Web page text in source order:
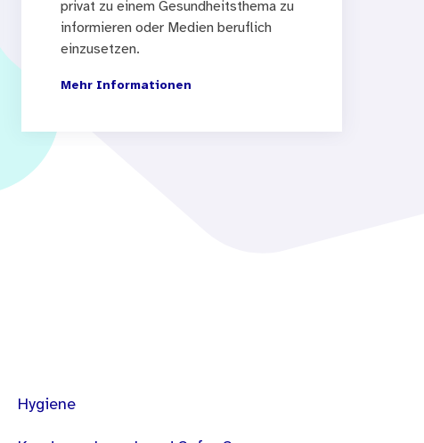
privat zu einem Gesundheitsthema zu
informieren oder Medien beruflich
einzusetzen.
Mehr Informationen
Hygiene